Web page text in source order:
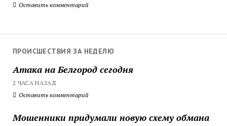
Оставить комментарий
ПРОИСШЕСТВИЯ ЗА НЕДЕЛЮ
Атака на Белгород сегодня
2 ЧАСА НАЗАД
Оставить комментарий
Мошенники придумали новую схему обмана